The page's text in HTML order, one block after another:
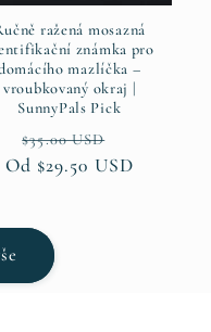
ražená mosazná
známka pro
mazlíčka –
vroubkovaný okraj |
SunnyPals Pick
Běžná
cena
$35.00 USD
cena
Od $29.50 USD